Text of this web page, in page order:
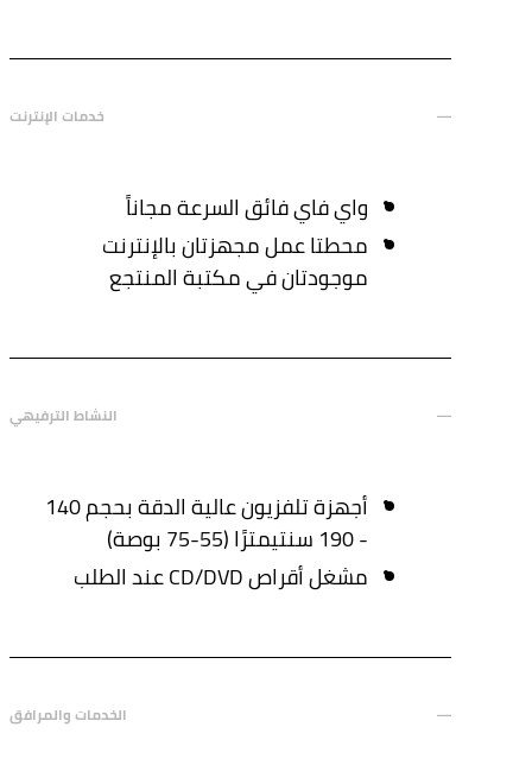
خدمات الإنترنت
واي فاي فائق السرعة مجاناً
محطتا عمل مجهزتان بالإنترنت
موجودتان في مكتبة المنتجع
النشاط الترفيهي
أجهزة تلفزيون عالية الدقة بحجم 140
- 190 سنتيمترًا (55-75 بوصة)
مشغل أقراص CD/DVD عند الطلب
الخدمات والمرافق